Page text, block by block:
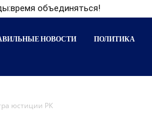
объединяться!
НОВОСТИ ПОЛИТИКА
юстиции РК